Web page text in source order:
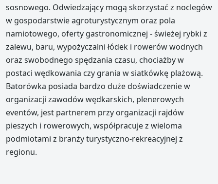
sosnowego. Odwiedzający mogą skorzystać z noclegów
w gospodarstwie agroturystycznym oraz pola
namiotowego, oferty gastronomicznej - świeżej rybki z
zalewu, baru, wypożyczalni łódek i rowerów wodnych
oraz swobodnego spędzania czasu, chociażby w
postaci wędkowania czy grania w siatkówkę plażową.
Batorówka posiada bardzo duże doświadczenie w
organizacji zawodów wędkarskich, plenerowych
eventów, jest partnerem przy organizacji rajdów
pieszych i rowerowych, współpracuje z wieloma
podmiotami z branży turystyczno-rekreacyjnej z
regionu.